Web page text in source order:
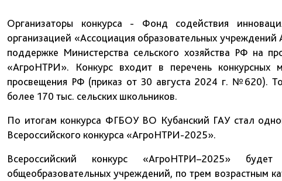
Организаторы конкурса - Фонд содействия
организацией «Ассоциация образовательных
поддержке Министерства сельского хозяйства РФ на
«АгроНТРИ». Конкурс входит в перечень конкурсных
просвещения РФ (приказ от 30 августа 2024 г. №620).
более 170 тыс. сельских школьников.
По итогам конкурса ФГБОУ ВО Кубанский ГАУ стал
Всероссийского конкурса «АгроНТРИ-2025».
Всероссийский конкурс «АгроНТРИ–2025»
общеобразовательных учреждений, по трем возрастным